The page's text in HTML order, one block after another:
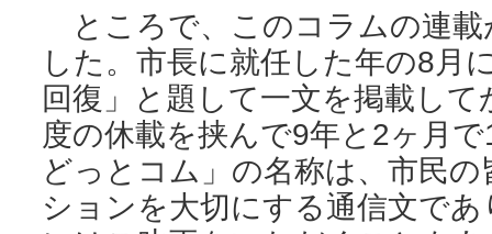
ところで、このコラムの連載
した。市長に就任した年の8月
回復」と題して一文を掲載し
度の休載を挟んで9年と2ヶ月
どっとコム」の名称は、市民
ションを大切にする通信文で